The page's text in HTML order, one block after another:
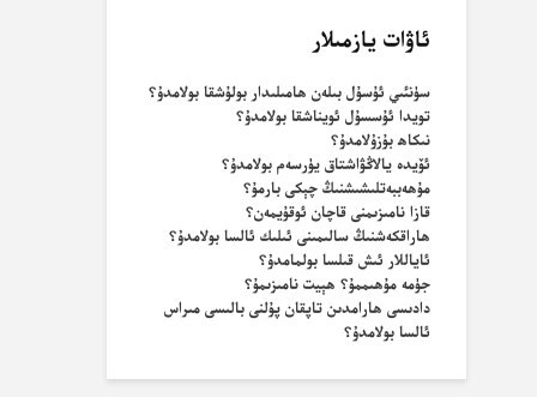
ئاۋات يازمىلار
سۈنئىي ئۇسۇل بىلەن ھامىلىدار بولۇشقا بولامدۇ؟
تويدا ئۇسسۇل ئويناشقا بولامدۇ؟
نىكاھ بۇزۇلامدۇ؟
ئۆيدە يالاڭۋاشتاق يۈرسەم بولامدۇ؟
مۇھەببەتلىشىشنىڭ چېكى بارمۇ؟
قازا نامىزىمنى قاچان ئوقۇيمەن؟
ھاراقكەشنىڭ سالىمىنى ئىلىك ئالسا بولامدۇ؟
ئاياللار ئىش قىلسا بولمامدۇ؟
جۈمە مۇھىممۇ؟ ھېيت نامىزىمۇ؟
دادىسى ھارامدىن تاپقان پۇلنى بالىسى مىراس
ئالسا بولامدۇ؟